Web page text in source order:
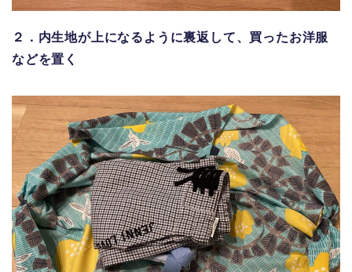
２．内生地が上になるように裏返して、買ったお洋服
などを置く